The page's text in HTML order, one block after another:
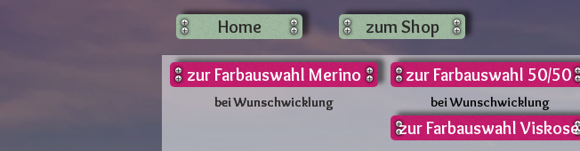
Home zum Shop
bei Wunschwicklung
bei Wunschwicklung
zur Farbauswahl 50/50
bei Wunschwicklung
zur Farbauswahl Merino
zur Farbauswahl Viskose